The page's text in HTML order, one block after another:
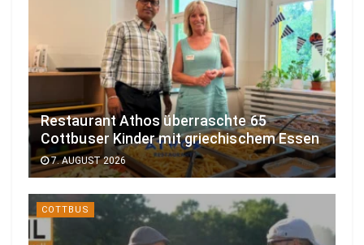
Restaurant Athos überraschte 65
Cottbuser Kinder mit griechischem Essen
7. AUGUST 2026
COTTBUS